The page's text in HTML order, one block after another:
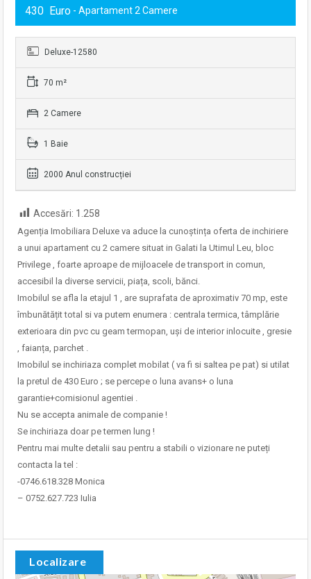
430 Euro - Apartament 2 Camere
Deluxe-12580
70 m²
2 Camere
1 Baie
2000 Anul construcției
Accesări: 1.258
Agenția Imobiliara Deluxe va aduce la cunoștința oferta de inchiriere
a unui apartament cu 2 camere situat in Galati la Utimul Leu, bloc
Privilege , foarte aproape de mijloacele de transport in comun,
accesibil la diverse servicii, piața, scoli, bănci.
Imobilul se afla la etajul 1 , are suprafata de aproximativ 70 mp, este
îmbunătățit total si va putem enumera : centrala termica, tâmplărie
exterioara din pvc cu geam termopan, uși de interior inlocuite , gresie
, faianța, parchet .
Imobilul se inchiriaza complet mobilat ( va fi si saltea pe pat) si utilat
la pretul de 430 Euro ; se percepe o luna avans+ o luna
garantie+comisionul agentiei .
Nu se accepta animale de companie !
Se inchiriaza doar pe termen lung !
Pentru mai multe detalii sau pentru a stabili o vizionare ne puteți
contacta la tel :
-0746.618.328 Monica
– 0752.627.723 Iulia
Localizare